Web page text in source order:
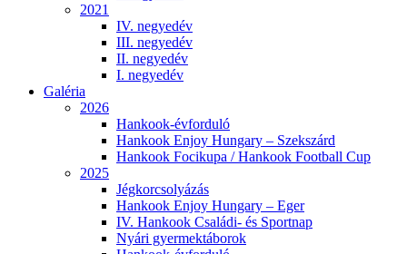
2021
IV. negyedév
III. negyedév
II. negyedév
I. negyedév
Galéria
2026
Hankook-évforduló
Hankook Enjoy Hungary – Szekszárd
Hankook Focikupa / Hankook Football Cup
2025
Jégkorcsolyázás
Hankook Enjoy Hungary – Eger
IV. Hankook Családi- és Sportnap
Nyári gyermektáborok